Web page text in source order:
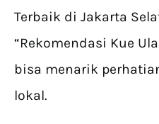
Terbaik di Jakarta
“Rekomendasi Kue
bisa menarik
lokal.